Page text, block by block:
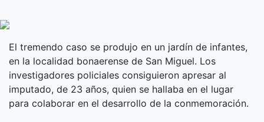
El tremendo caso se produjo en un jardín de infantes,
en la localidad bonaerense de San Miguel. Los
investigadores policiales consiguieron apresar al
imputado, de 23 años, quien se hallaba en el lugar
para colaborar en el desarrollo de la conmemoración.